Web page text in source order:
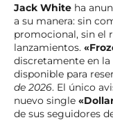
Jack White ha
a su manera: sin
promocional, sin el
lanzamientos.
discretamente en
disponible para
de 2026. El único
nuevo single
de sus seguidores